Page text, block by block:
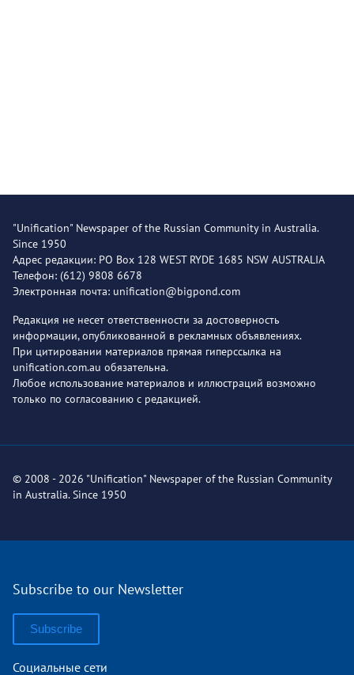
"Unification" Newspaper of the Russian Community in Australia.
Since 1950
Адрес редакции: PO Box 128 WEST RYDE 1685 NSW AUSTRALIA
Телефон: (612) 9808 6678
Электронная почта: unification@bigpond.com
Редакция не несет ответственности за достоверность
информации, опубликованной в рекламных объявлениях.
При цитировании материалов прямая гиперссылка на
unification.com.au обязательна.
Любое использование материалов и иллюстраций возможно
только по согласованию с редакцией.
© 2008 - 2026 "Unification" Newspaper of the Russian Community
in Australia. Since 1950
Subscribe to our Newsletter
Subscribe
Социальные сети